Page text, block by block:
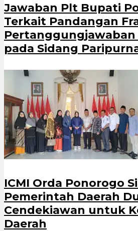
Jawaban Plt Bupati
Terkait Pandangan
Pertanggungjawaban
pada Sidang
ICMI Orda Ponorogo
Pemerintah Daerah
Cendekiawan untuk
Daerah